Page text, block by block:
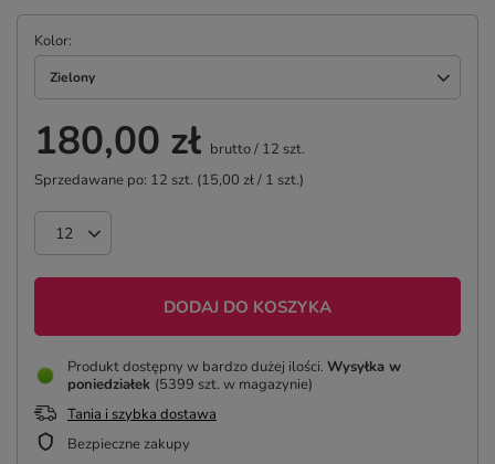
Kolor
Zielony
180,00 zł brutto/ 12 szt.
Sprzedawane po: 12 szt. (15,00 zł/ 1 szt.)
DODAJ DO KOSZYKA
Produkt dostępny w bardzo dużej ilości Wysyłka w
poniedziałek (5399 szt. w magazynie)
Tania i szybka dostawa
Bezpieczne zakupy